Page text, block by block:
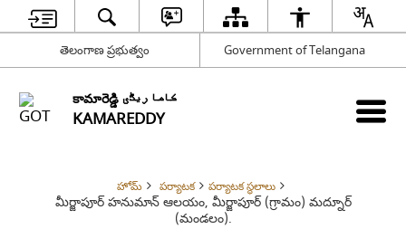
తెలంగాణ ప్రభుత్వం Government of Telangana
కామారెడ్డి کاما ریڈّی
KAMAREDDY
హోమ్ పర్యాటక పర్యాటక స్థలాలు
మీర్జాపూర్ హనుమాన్ ఆలయం, మీర్జాపూర్ (గ్రామం) మద్నూర్
(మండలం).